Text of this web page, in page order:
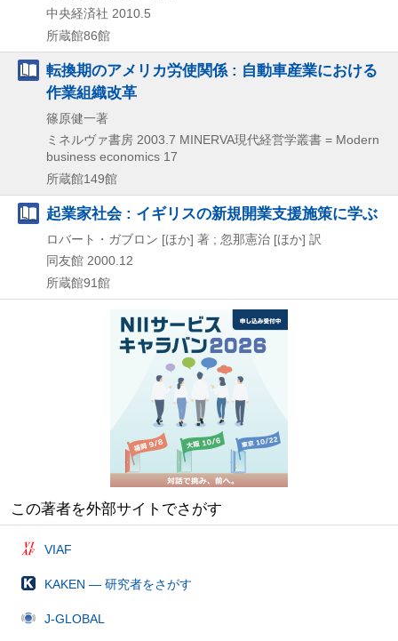
中央経済社 2010.5
所蔵館86館
転換期のアメリカ労使関係 : 自動車産業における
作業組織改革
篠原健一著
ミネルヴァ書房 2003.7 MINERVA現代経営学叢書 = Modern
business economics 17
所蔵館149館
起業家社会 : イギリスの新規開業支援施策に学ぶ
ロバート・ガブロン [ほか] 著 ; 忽那憲治 [ほか] 訳
同友館 2000.12
所蔵館91館
この著者を外部サイトでさがす
VIAF
KAKEN — 研究者をさがす
J-GLOBAL